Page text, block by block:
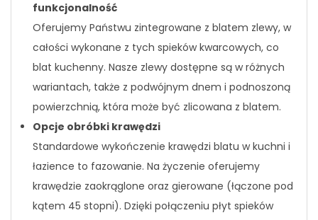
funkcjonalność
Oferujemy Państwu zintegrowane z blatem zlewy, w
całości wykonane z tych spieków kwarcowych, co
blat kuchenny. Nasze zlewy dostępne są w różnych
wariantach, także z podwójnym dnem i podnoszoną
powierzchnią, która może być zlicowana z blatem.
Opcje obróbki krawędzi
Standardowe wykończenie krawędzi blatu w kuchni i
łazience to fazowanie. Na życzenie oferujemy
krawędzie zaokrąglone oraz gierowane (łączone pod
kątem 45 stopni). Dzięki połączeniu płyt spieków